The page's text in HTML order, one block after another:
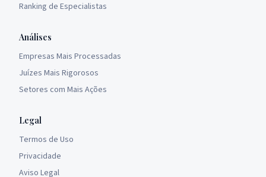
Ranking de Especialistas
Análises
Empresas Mais Processadas
Juízes Mais Rigorosos
Setores com Mais Ações
Legal
Termos de Uso
Privacidade
Aviso Legal